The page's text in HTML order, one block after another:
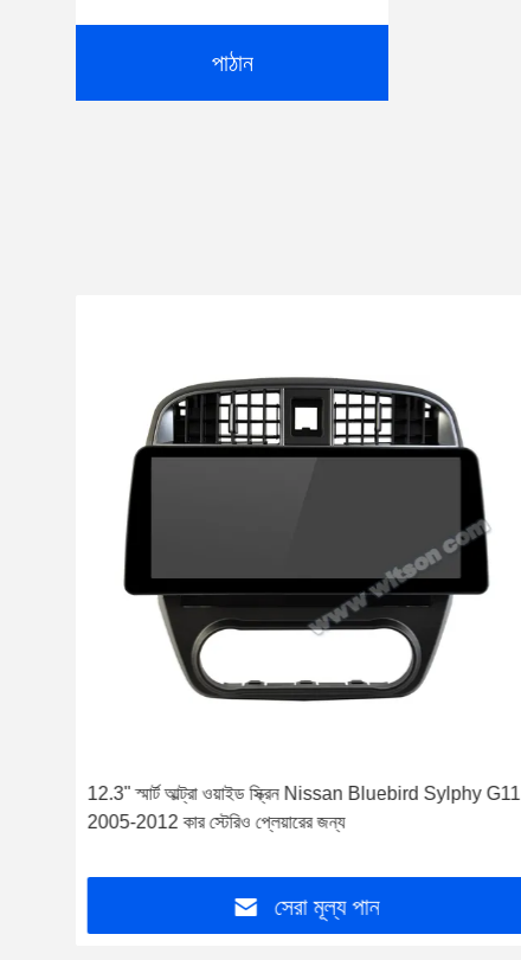
পাঠান
12.3" স্মার্ট আল্ট্রা ওয়াইড স্ক্রিন Nissan Bluebird Sylphy G11
2005-2012 কার স্টেরিও প্লেয়ারের জন্য
সেরা মূল্য পান